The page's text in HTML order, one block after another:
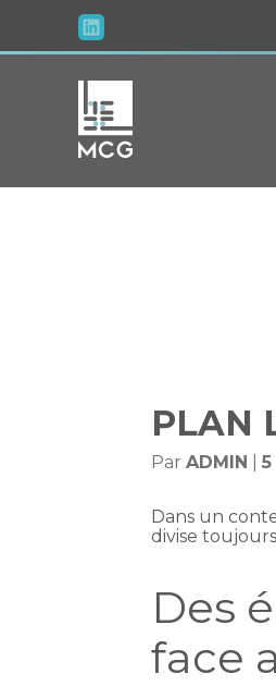
au
PLAN
ParADMIN |
Dans un
divise
Des
face